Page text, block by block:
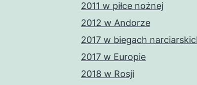
2011 w piłce nożnej
2012 w Andorze
2017 w biegach
2017 w Europie
2018 w Rosji